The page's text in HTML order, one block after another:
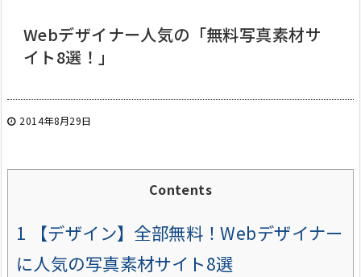
Webデザイナー人気の「無料写真素材サ
イト8選！」
2014年8月29日
Contents
1 【デザイン】全部無料！Webデザイナー
に人気の写真素材サイト8選